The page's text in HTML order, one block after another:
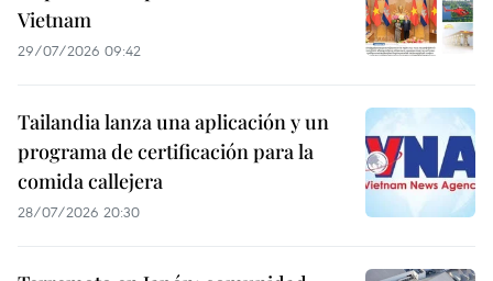
Vietnam
29/07/2026 09:42
Tailandia lanza una aplicación y un
programa de certificación para la
comida callejera
28/07/2026 20:30